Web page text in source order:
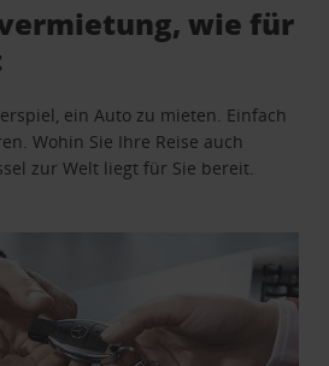
wie für
ein Auto zu mieten. Einfach
Wohin Sie Ihre Reise auch
zur Welt liegt für Sie bereit.